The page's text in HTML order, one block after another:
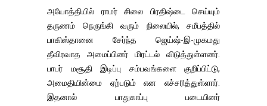
அயோத்தியில் ராமர் சிலை பிரதிஷ்டை செய்யும்
தருணம் நெருங்கி வரும் நிலையில், சமீபத்தில்
பாகிஸ்தானை சேர்ந்த ஜெய்ஷ்-இ-முகமது
தீவிரவாத அமைப்பினர் மிரட்டல் விடுத்துள்ளனர்.
பாபர் மசூதி இடிப்பு சம்பவங்களை குறிப்பிட்டு,
அமைதியின்மை ஏற்படும் என எச்சரித்துள்ளார்.
இதனால் பாதுகாப்பு படையினர்